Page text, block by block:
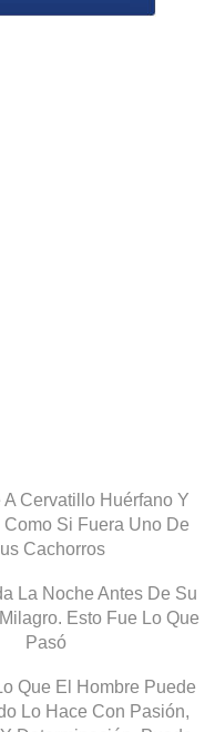
A Cervatillo Huérfano Y
Si Fuera Uno De
Cachorros
La Noche Antes De Su
Esto Fue Lo Que
Pasó
Que El Hombre Puede
Lo Hace Con Pasión,